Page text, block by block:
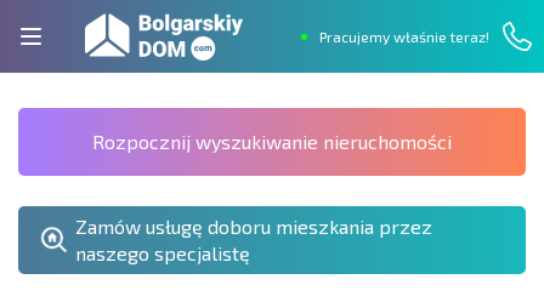
Pracujemy właśnie teraz!
Rozpocznij wyszukiwanie nieruchomości
Zamów usługę doboru mieszkania przez
naszego specjalistę